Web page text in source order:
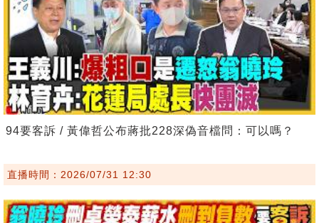
94要客訴 / 黃偉哲公布蔣批228深偽音檔問：可以嗎？
直播時間：2026/07/31 12:30